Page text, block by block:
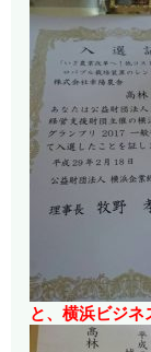
と、横浜ビジ